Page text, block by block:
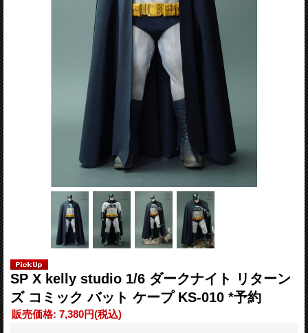
SP X kelly studio 1/6 ダークナイト リターン
ズ コミック バット ケープ KS-010 *予約
販売価格: 7,380円(税込)